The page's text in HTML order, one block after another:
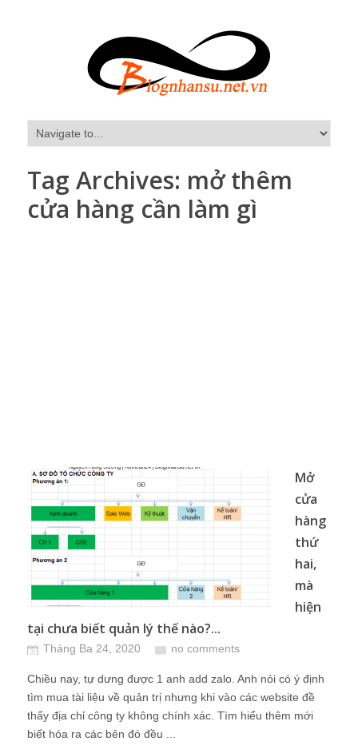
Tag Archives: mở thêm
cửa hàng cần làm gì
Mở
cửa
hàng
thứ
hai,
mà
hiện
tại chưa biết quản lý thế nào?...
Tháng Ba 24, 2020 no comments
Chiều nay, tự dưng được 1 anh add zalo. Anh nói có ý định
tìm mua tài liệu về quản trị nhưng khi vào các website đề
thấy địa chỉ công ty không chính xác. Tìm hiểu thêm mới
biết hóa ra các bên đó đều ...